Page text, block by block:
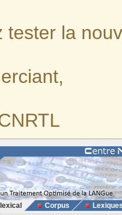
tester la
Corpus